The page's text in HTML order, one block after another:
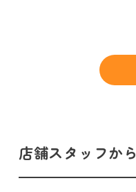
店舗スタッフから